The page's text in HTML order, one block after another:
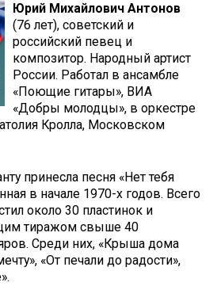
Юрий Михайлович Антонов
(76 лет), советский и
российский певец и
композитор. Народный артист
России. Работал в ансамбле
«Поющие гитары», ВИА
«Добры молодцы», в оркестре
Кролла, Московском
принесла песня «Нет тебя
в начале 1970-х годов. Всего
около 30 пластинок и
тиражом свыше 40
Среди них, «Крыша дома
«От печали до радости»,